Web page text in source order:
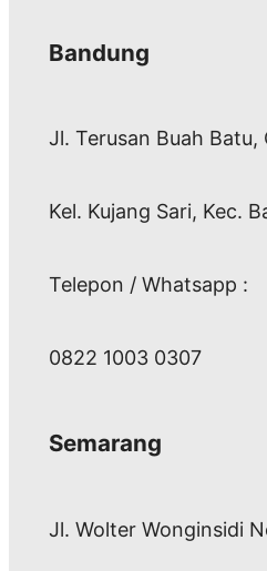
Bandung
Jl. Terusan Buah
Kel. Kujang Sari, Kec.
Telepon / Whatsapp :
0822 1003 0307
Semarang
Jl. Wolter Wonginsidi